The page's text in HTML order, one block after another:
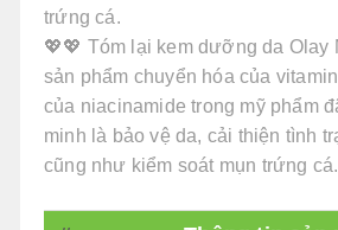
trứng cá.
💖💖 Tóm lại kem dưỡng da Olay
sản phẩm chuyển hóa của
của niacinamide trong mỹ phẩm
minh là bảo vệ da, cải thiện tình
cũng như kiểm soát mụn trứng